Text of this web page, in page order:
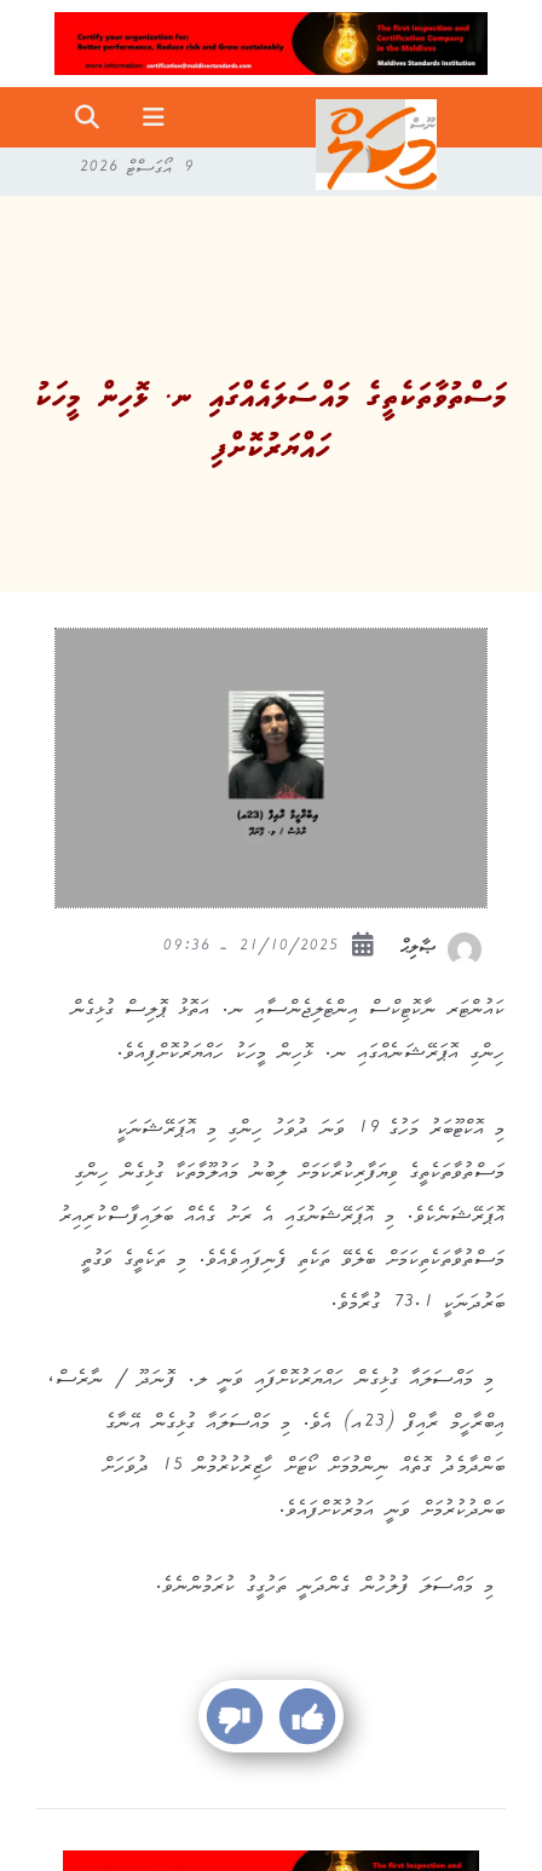
9 އޯގަސްޓް 2026
މަސްތުވާތަކެތީގެ މައްސަލައެއްގައި ނ. ޅޮހިން މީހަކު
ހައްޔަރުކޮށްފި
ޞާލިޙް
ކައުންޓަރ ނާކޮޓިކްސް އިންޓެލިޖެންސާއި ނ. އަތޮޅު ޕޮލިސް ގުޅިގެން
ހިންގި އޮޕަރޭޝަނެއްގައި ނ. ޅޮހިން މީހަކު ހައްޔަރުކޮށްފިއެވެ.
މި އޮކްޓޫބަރު މަހުގެ 19 ވަނަ ދުވަހު ހިންގި މި އޮޕަރޭޝަނަކީ
މަސްތުވާތަކެތީގެ ވިޔަފާރިކުރާކަމަށް ލިބުނު މައުލޫމާތަކާ ގުޅިގެން ހިންގި
އޮޕަރޭޝަނެކެވެ. މި އޮޕަރޭޝަނުގައި އެ ރަށު ގެއެއް ބަލައިފާސްކުރިއިރު
މަސްތުވާތަކެތިކަމަށް ބެލެވޭ ތަކެތި ފެނިފައިވެއެވެ. މި ތަކެތީގެ ވަގުތީ
ބަރުދަނަކީ 73.1 ގުރާމެވެ.
މި މައްސަލައާ ގުޅިގެން ހައްޔަރުކޮށްފައި ވަނީ ލ. ފޮނަދޫ / ނާރެސް،
އިބްރާހީމް ރާއިފް (23އ) އެވެ. މި މައްސަލައާ ގުޅިގެން އޭނާގެ
ބަންދާމެދު ގޮތެއް ނިންމުމަށް ކޯޓަށް ހާޒިރުކުރުމުން 15 ދުވަހަށް
ބަންދުކުރުމަށް ވަނީ އަމުރުކޮށްފައެވެ.
މި މައްސަލަ ފުލުހުން ގެންދަނީ ތަހުގީގު ކުރަމުންނެވެ.